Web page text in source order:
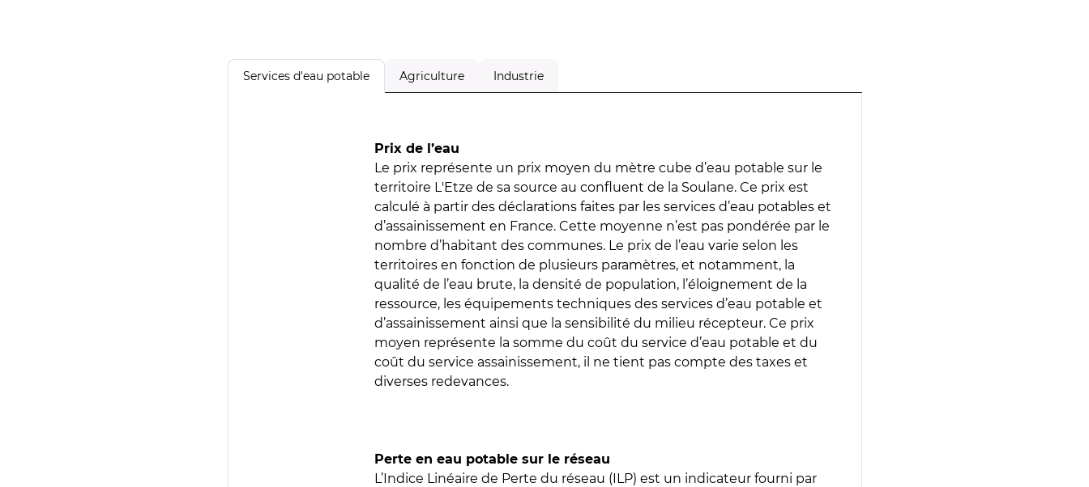
Services d'eau potable Agriculture Industrie
Prix de l’eau
Le prix représente un prix moyen du mètre cube d’eau potable sur le
territoire L'Etze de sa source au confluent de la Soulane. Ce prix est
calculé à partir des déclarations faites par les services d’eau potables et
d’assainissement en France. Cette moyenne n’est pas pondérée par le
nombre d’habitant des communes. Le prix de l’eau varie selon les
territoires en fonction de plusieurs paramètres, et notamment, la
qualité de l’eau brute, la densité de population, l’éloignement de la
ressource, les équipements techniques des services d’eau potable et
d’assainissement ainsi que la sensibilité du milieu récepteur. Ce prix
moyen représente la somme du coût du service d’eau potable et du
coût du service assainissement, il ne tient pas compte des taxes et
diverses redevances.
Perte en eau potable sur le réseau
L’Indice Linéaire de Perte du réseau (ILP) est un indicateur fourni par